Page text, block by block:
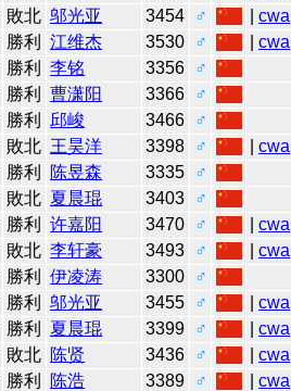
敗北 邬光亚 3454 ♂ |cwa
勝利 江维杰 3530 ♂ |cwa
勝利 李铭 3356
♂
勝利 曹潇阳 3366
♂
勝利 邱峻 3466
♂
敗北 王昊洋 3398 ♂ |cwa
勝利 陈昱森 3335
♂
敗北 夏晨琨 3403
♂
勝利 许嘉阳 3470 ♂ |cwa
敗北 李轩豪 3493 ♂ |cwa
勝利 伊凌涛 3300
♂
勝利 邬光亚 3455 ♂ |cwa
勝利 夏晨琨 3399 ♂ |cwa
敗北 陈贤 3436 ♂ |cwa
勝利 陈浩 3389 ♂ |cwa